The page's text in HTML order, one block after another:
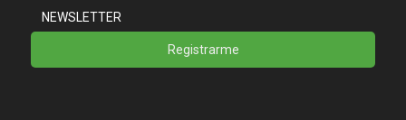
NEWSLETTER
Registrarme